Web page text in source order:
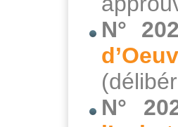
N°
N°